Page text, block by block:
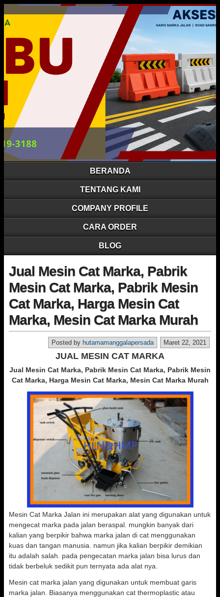
BERANDA
TENTANG KAMI
COMPANY PROFILE
CARA ORDER
BLOG
Jual Mesin Cat Marka, Pabrik
Mesin Cat Marka, Pabrik Mesin
Cat Marka, Harga Mesin Cat
Marka, Mesin Cat Marka Murah
Maret 22, 2021
Posted by hutamamanggalapersada
JUAL MESIN CAT MARKA
Jual Mesin Cat Marka, Pabrik Mesin Cat Marka, Pabrik Mesin
Cat Marka, Harga Mesin Cat Marka, Mesin Cat Marka Murah
Mesin Cat Marka Jalan ini merupakan alat yang digunakan untuk
mengecat marka pada jalan beraspal. mungkin banyak dari
kalian yang berpikir bahwa marka jalan di cat menggunakan
kuas dan tangan manusia. namun jika kalian berpikir demikian
itu adalah salah. pada pengecatan marka jalan bisa lurus dan
tidak berbeluk sedikit pun ternyata ada alat nya.
Mesin cat marka jalan yang digunakan untuk membuat garis
marka jalan. Biasanya menggunakan cat thermoplastic atau